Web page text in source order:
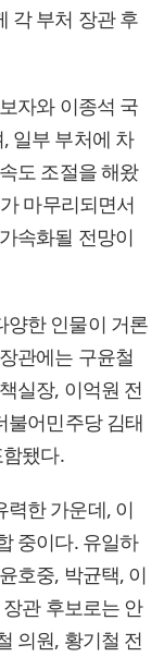
각 부처 장관 후
자와 이종석 국
일부 부처에 차
도 조절을 해왔
마무리되면서
속화될 전망이
양한 인물이 거론
관에는 구윤철
실장, 이억원 전
불어민주당 김태
됐다.
력한 가운데, 이
중이다. 유일하
호중, 박균택, 이
관 후보로는 안
의원, 황기철 전